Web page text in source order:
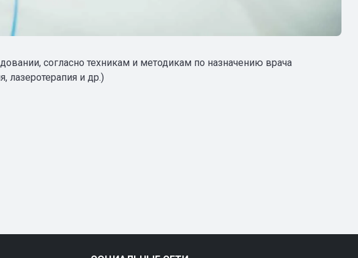
согласно техникам и методикам по назначению врача
лазеротерапия и др.)